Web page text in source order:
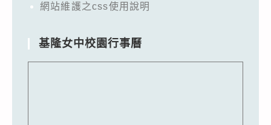
網站維護之css使用說明
基隆女中校園行事曆